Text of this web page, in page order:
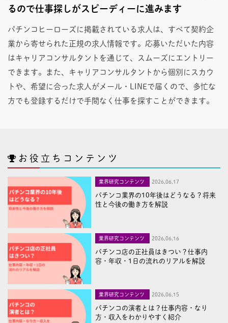
るので仕事探しがスピーディーに進みます
パチンコヒーローズに掲載されている求人は、すべて契約企
業から寄せられた正規の求人情報です。応募いただいた内容
はキャリアコンサルタントを通じて、スムーズにエントリー
できます。また、キャリアコンサルタントから個別にスカウ
トや、希望に合った求人がメール・LINEで届くので、多忙な
方でも登録するだけで手間なく仕事を探すことができます。
お役立ちコンテンツ
業界研究コンテンツ 2026,06,17
パチンコ業界の10年後はどうなる？将来
性と今後の働き方を解説
業界研究コンテンツ 2026,06,16
パチンコ店の正社員はきつい？仕事内
容・年収・1日の流れのリアルを解説
業界研究コンテンツ 2026,06,15
パチンコの演者とは？仕事内容・なり
方・収入をわかりやすく紹介